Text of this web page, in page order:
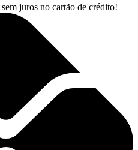
sem juros no cartão de crédito!